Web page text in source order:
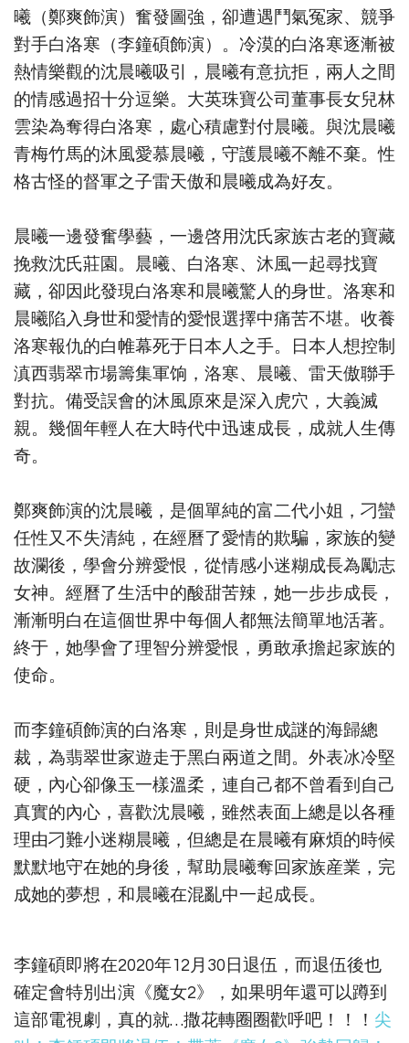
曦（鄭爽飾演）奮發圖強，卻遭遇鬥氣冤家、競爭
對手白洛寒（李鐘碩飾演）。冷漠的白洛寒逐漸被
熱情樂觀的沈晨曦吸引，晨曦有意抗拒，兩人之間
的情感過招十分逗樂。大英珠寶公司董事長女兒林
雲染為奪得白洛寒，處心積慮對付晨曦。與沈晨曦
青梅竹馬的沐風愛慕晨曦，守護晨曦不離不棄。性
格古怪的督軍之子雷天傲和晨曦成為好友。
晨曦一邊發奮學藝，一邊啓用沈氏家族古老的寶藏
挽救沈氏莊園。晨曦、白洛寒、沐風一起尋找寶
藏，卻因此發現白洛寒和晨曦驚人的身世。洛寒和
晨曦陷入身世和愛情的愛恨選擇中痛苦不堪。收養
洛寒報仇的白帷幕死于日本人之手。日本人想控制
滇西翡翠市場籌集軍饷，洛寒、晨曦、雷天傲聯手
對抗。備受誤會的沐風原來是深入虎穴，大義滅
親。幾個年輕人在大時代中迅速成長，成就人生傳
奇。
鄭爽飾演的沈晨曦，是個單純的富二代小姐，刁蠻
任性又不失清純，在經曆了愛情的欺騙，家族的變
故瀾後，學會分辨愛恨，從情感小迷糊成長為勵志
女神。經曆了生活中的酸甜苦辣，她一步步成長，
漸漸明白在這個世界中每個人都無法簡單地活著。
終于，她學會了理智分辨愛恨，勇敢承擔起家族的
使命。
而李鐘碩飾演的白洛寒，則是身世成謎的海歸總
裁，為翡翠世家遊走于黑白兩道之間。外表冰冷堅
硬，內心卻像玉一樣溫柔，連自己都不曾看到自己
真實的內心，喜歡沈晨曦，雖然表面上總是以各種
理由刁難小迷糊晨曦，但總是在晨曦有麻煩的時候
默默地守在她的身後，幫助晨曦奪回家族産業，完
成她的夢想，和晨曦在混亂中一起成長。
李鐘碩即將在2020年12月30日退伍，而退伍後也
確定會特別出演《魔女2》，如果明年還可以蹲到
這部電視劇，真的就…撒花轉圈圈歡呼吧！！！ 尖